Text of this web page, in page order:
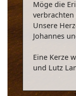
Möge die
verbrachten
Unsere
Johannes
Eine Kerze
und Lutz